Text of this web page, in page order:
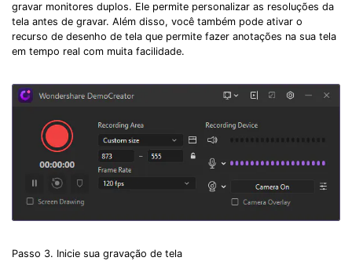
gravar monitores duplos. Ele permite personalizar as resoluções da
tela antes de gravar. Além disso, você também pode ativar o
recurso de desenho de tela que permite fazer anotações na sua tela
em tempo real com muita facilidade.
Passo 3. Inicie sua gravação de tela